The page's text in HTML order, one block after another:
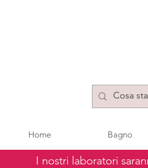
Home Bagno
I nostri laboratori